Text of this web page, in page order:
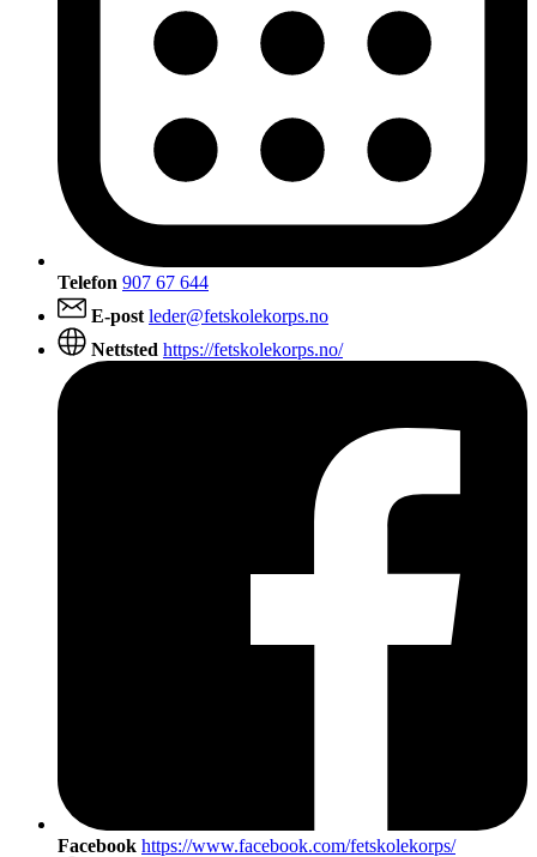
Telefon 907 67 644
E-post leder@fetskolekorps.no
Nettsted https://fetskolekorps.no/
Facebook https://www.facebook.com/fetskolekorps/